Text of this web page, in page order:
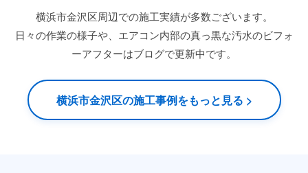
横浜市金沢区周辺での施工実績が多数ございます。
日々の作業の様子や、エアコン内部の真っ黒な汚水のビフォ
ーアフターはブログで更新中です。
横浜市金沢区の施工事例をもっと見る >